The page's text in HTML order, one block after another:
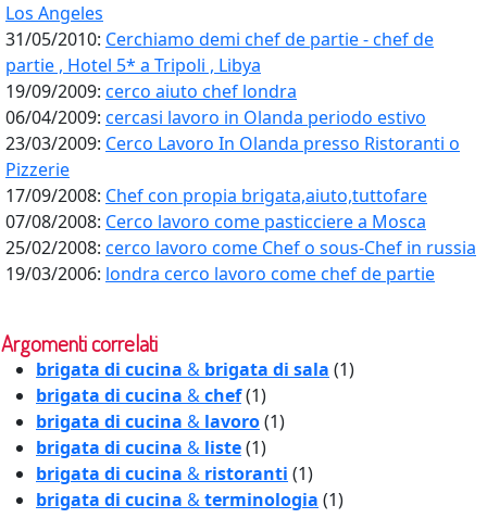
Los Angeles
31/05/2010: Cerchiamo demi chef de partie - chef de
partie , Hotel 5* a Tripoli , Libya
19/09/2009: cerco aiuto chef londra
06/04/2009: cercasi lavoro in Olanda periodo estivo
23/03/2009: Cerco Lavoro In Olanda presso Ristoranti o
Pizzerie
17/09/2008: Chef con propia brigata,aiuto,tuttofare
07/08/2008: Cerco lavoro come pasticciere a Mosca
25/02/2008: cerco lavoro come Chef o sous-Chef in russia
19/03/2006: londra cerco lavoro come chef de partie
Argomenti correlati
brigata di cucina & brigata di sala (1)
brigata di cucina &chef(1)
brigata di cucina & lavoro(1)
brigata di cucina & liste(1)
brigata di cucina & ristoranti (1)
brigata di cucina &terminologia (1)